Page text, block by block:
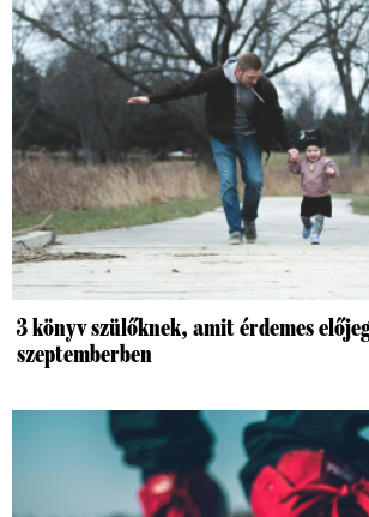
3 könyv szülőknek, amit érdemes
szeptemberben